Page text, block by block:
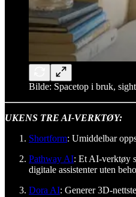
Bilde: Spacetop i bruk,
UKENS TRE AI-VERKTØY:
Shortform: Umiddelbar
Pathway AI: Et AI-verktøy
digitale assistenter uten
Dora AI: Generer 3D-